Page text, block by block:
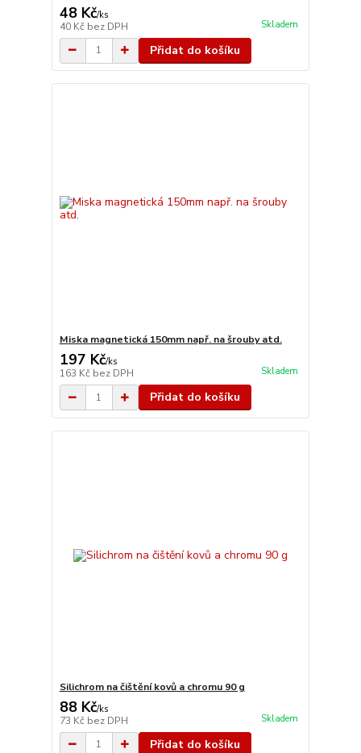
48 Kč/ks
40 Kč bez DPH Skladem
Přidat do košíku
Miska magnetická 150mm např. na šrouby atd.
197 Kč/ks
163 Kč bez DPH Skladem
Přidat do košíku
Silichrom na čištění kovů a chromu 90 g
88 Kč/ks
73 Kč bez DPH Skladem
Přidat do košíku